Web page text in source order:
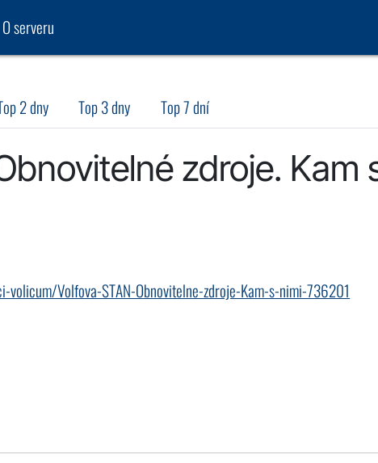
O serveru
2 dny Top 3 dny Top 7 dní
zdroje. Kam
Volfova-STAN-Obnovitelne-zdroje-Kam-s-nimi-736201